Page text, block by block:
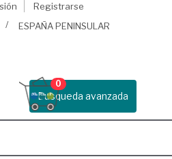
Registrarse
ESPAÑA PENINSULAR
Busqueda avanzada
0